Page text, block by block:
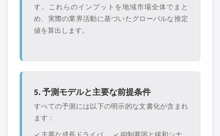
す。これらのインプットを地域市場全体でまと
め、実際の業界活動に基づいたグローバルな推定
値を算出します。
5. 予測モデルと主要な前提条件
すべての予測には以下の明示的な文書化が含まれ
ます：